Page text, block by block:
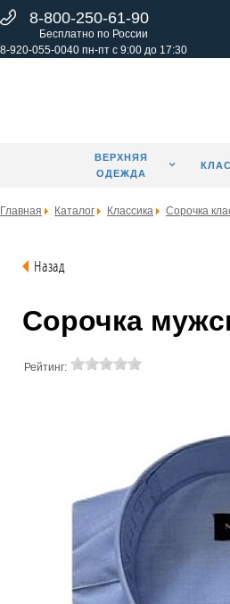
8-800-250-61-90
Бесплатно по России
8-920-055-0040 пн-пт с 9:00 до 17:30
ВЕРХНЯЯ
ОДЕЖДА
Главная Каталог Классика Сорочка
Назад
Сорочка
Рейтинг: